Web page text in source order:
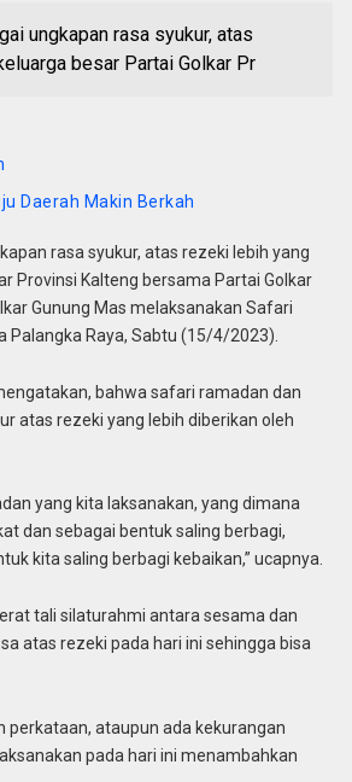
ungkapan rasa syukur, atas
besar Partai Golkar Pr
Daerah Makin Berkah
rasa syukur, atas rezeki lebih yang
Provinsi Kalteng bersama Partai Golkar
Gunung Mas melaksanakan Safari
Palangka Raya, Sabtu (15/4/2023).
bahwa safari ramadan dan
atas rezeki yang lebih diberikan oleh
yang kita laksanakan, yang dimana
dan sebagai bentuk saling berbagi,
kita saling berbagi kebaikan,” ucapnya.
tali silaturahmi antara sesama dan
atas rezeki pada hari ini sehingga bisa
perkataan, ataupun ada kekurangan
pada hari ini menambahkan